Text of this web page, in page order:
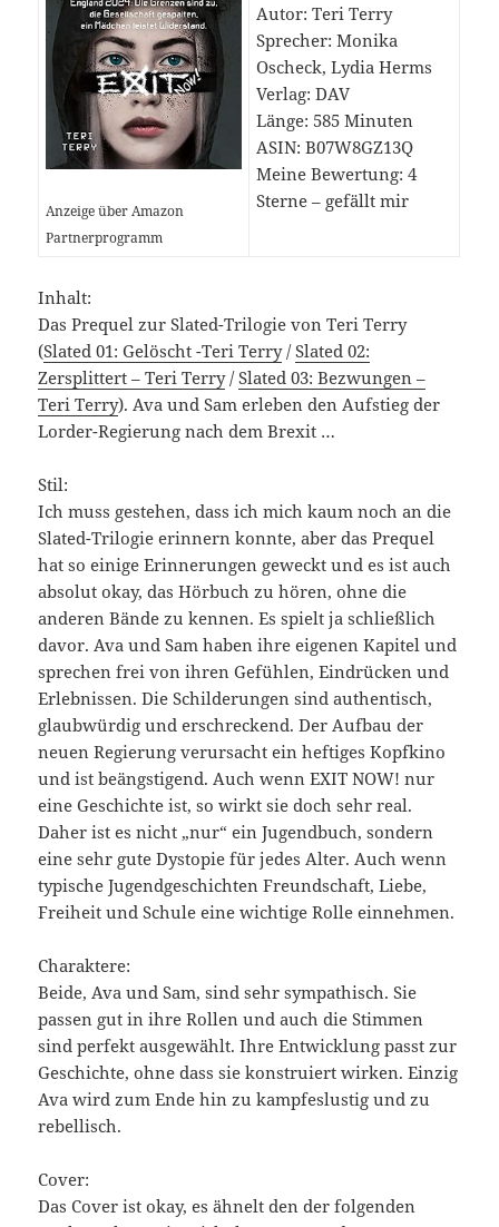
Anzeige über Amazon
Partnerprogramm
Autor: Teri Terry
Sprecher: Monika
Oscheck, Lydia Herms
Verlag: DAV
Länge: 585 Minuten
ASIN: B07W8GZ13Q
Meine Bewertung: 4
Sterne – gefällt mir
Inhalt:
Das Prequel zur Slated-Trilogie von Teri Terry
(Slated 01: Gelöscht -Teri Terry/Slated 02:
Zersplittert – Teri Terry/Slated 03: Bezwungen –
Teri Terry). Ava und Sam erleben den Aufstieg der
Lorder-Regierung nach dem Brexit …
Stil:
Ich muss gestehen, dass ich mich kaum noch an die
Slated-Trilogie erinnern konnte, aber das Prequel
hat so einige Erinnerungen geweckt und es ist auch
absolut okay, das Hörbuch zu hören, ohne die
anderen Bände zu kennen. Es spielt ja schließlich
davor. Ava und Sam haben ihre eigenen Kapitel und
sprechen frei von ihren Gefühlen, Eindrücken und
Erlebnissen. Die Schilderungen sind authentisch,
glaubwürdig und erschreckend. Der Aufbau der
neuen Regierung verursacht ein heftiges Kopfkino
und ist beängstigend. Auch wenn EXIT NOW! nur
eine Geschichte ist, so wirkt sie doch sehr real.
Daher ist es nicht „nur“ ein Jugendbuch, sondern
eine sehr gute Dystopie für jedes Alter. Auch wenn
typische Jugendgeschichten Freundschaft, Liebe,
Freiheit und Schule eine wichtige Rolle einnehmen.
Charaktere:
Beide, Ava und Sam, sind sehr sympathisch. Sie
passen gut in ihre Rollen und auch die Stimmen
sind perfekt ausgewählt. Ihre Entwicklung passt zur
Geschichte, ohne dass sie konstruiert wirken. Einzig
Ava wird zum Ende hin zu kampfeslustig und zu
rebellisch.
Cover:
Das Cover ist okay, es ähnelt den der folgenden